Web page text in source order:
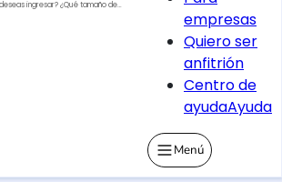
ingresar?¿Qué tamaño de
empresas
Quiero ser
anfitrión
Centro de
ayudaAyuda
Menú